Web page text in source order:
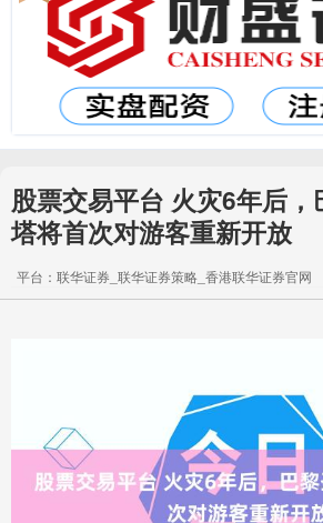
股票交易平台 火灾6年后
塔将首次对游客重新开放
平台：联华证券_联华证券策略_香港联华证券官网